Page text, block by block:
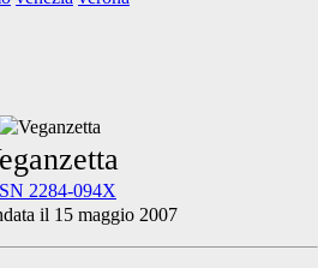
2284-094X
il 15 maggio 2007